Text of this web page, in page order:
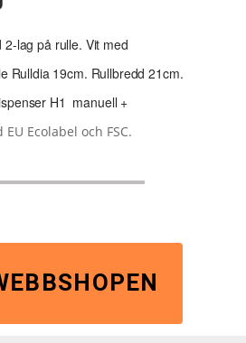
lag på rulle. Vit med
Rulldia 19cm. Rullbredd 21cm.
H1 manuell +
Ecolabel och FSC.